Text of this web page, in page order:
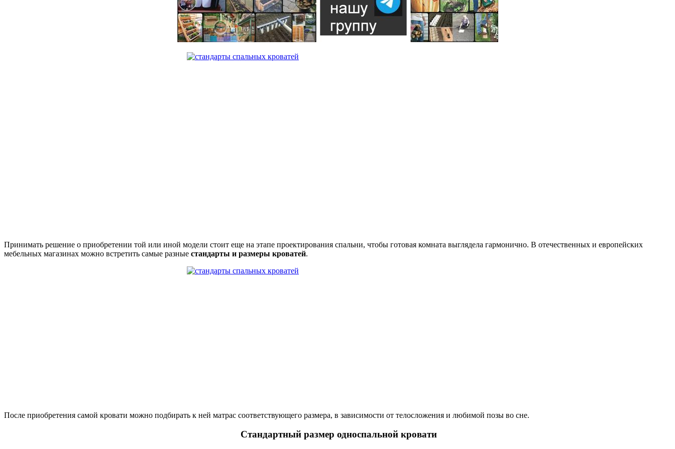
Принимать решение о приобретении той или иной модели стоит еще на этапе проектирования спальни, чтобы готовая комната выглядела гармонично. В отечественных и европейских
мебельных магазинах можно встретить самые разные стандарты и размеры кроватей.
После приобретения самой кровати можно подбирать к ней матрас соответствующего размера, в зависимости от телосложения и любимой позы во сне.
Стандартный размер односпальной кровати